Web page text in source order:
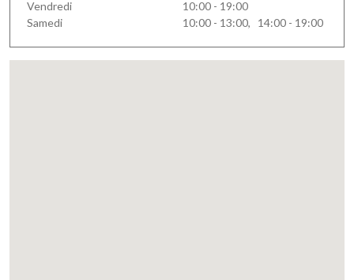
Vendredi
10:00 - 19:00
Samedi
10:00 - 13:00, 14:00 - 19:00